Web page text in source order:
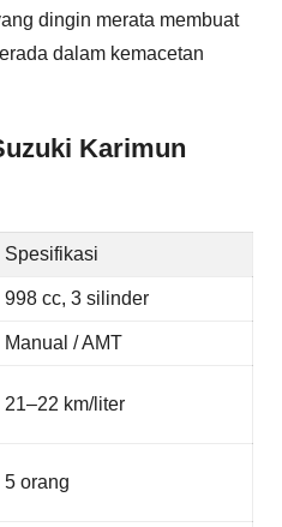
dingin merata membuat
dalam kemacetan
Karimun
Spesifikasi
998 cc, 3 silinder
Manual / AMT
21–22 km/liter
5 orang